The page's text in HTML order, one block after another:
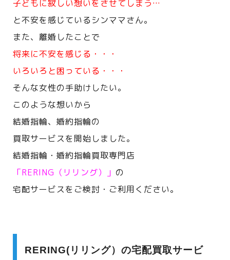
子どもに寂しい想いをさせてしまう…
と不安を感じているシンママさん。
また、離婚したことで
将来に不安を感じる・・・
いろいろと困っている・・・
そんな女性の手助けしたい。
このような想いから
結婚指輪、婚約指輪の
買取サービスを開始しました。
結婚指輪・婚約指輪買取専門店
「RERING（リリング）」 の
宅配サービスをご検討・ご利用ください。
RERING(リリング）の宅配買取サービ